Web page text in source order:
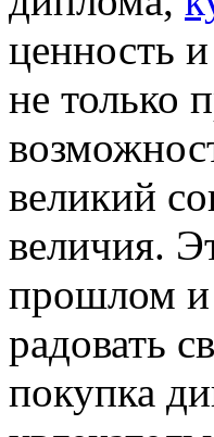
ценность
не только
великий
величия.
прошлом и
радовать
покупка